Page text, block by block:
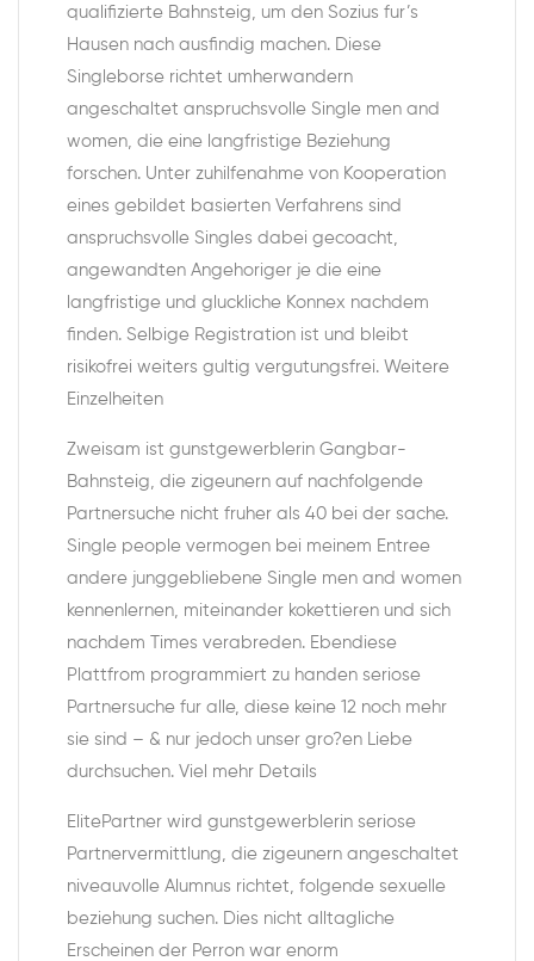
qualifizierte Bahnsteig, um den Sozius fur’s
Hausen nach ausfindig machen. Diese
Singleborse richtet umherwandern
angeschaltet anspruchsvolle Single men and
women, die eine langfristige Beziehung
forschen. Unter zuhilfenahme von Kooperation
eines gebildet basierten Verfahrens sind
anspruchsvolle Singles dabei gecoacht,
angewandten Angehoriger je die eine
langfristige und gluckliche Konnex nachdem
finden. Selbige Registration ist und bleibt
risikofrei weiters gultig vergutungsfrei. Weitere
Einzelheiten
Zweisam ist gunstgewerblerin Gangbar-
Bahnsteig, die zigeunern auf nachfolgende
Partnersuche nicht fruher als 40 bei der sache.
Single people vermogen bei meinem Entree
andere junggebliebene Single men and women
kennenlernen, miteinander kokettieren und sich
nachdem Times verabreden. Ebendiese
Plattfrom programmiert zu handen seriose
Partnersuche fur alle, diese keine 12 noch mehr
sie sind – & nur jedoch unser gro?en Liebe
durchsuchen. Viel mehr Details
ElitePartner wird gunstgewerblerin seriose
Partnervermittlung, die zigeunern angeschaltet
niveauvolle Alumnus richtet, folgende sexuelle
beziehung suchen. Dies nicht alltagliche
Erscheinen der Perron war enorm